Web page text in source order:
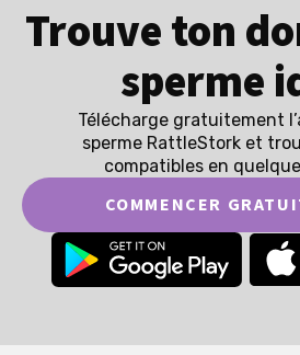
Trouve ton
sperme
Télécharge gratuitement
sperme RattleStork et
compatibles en
COMMENCER